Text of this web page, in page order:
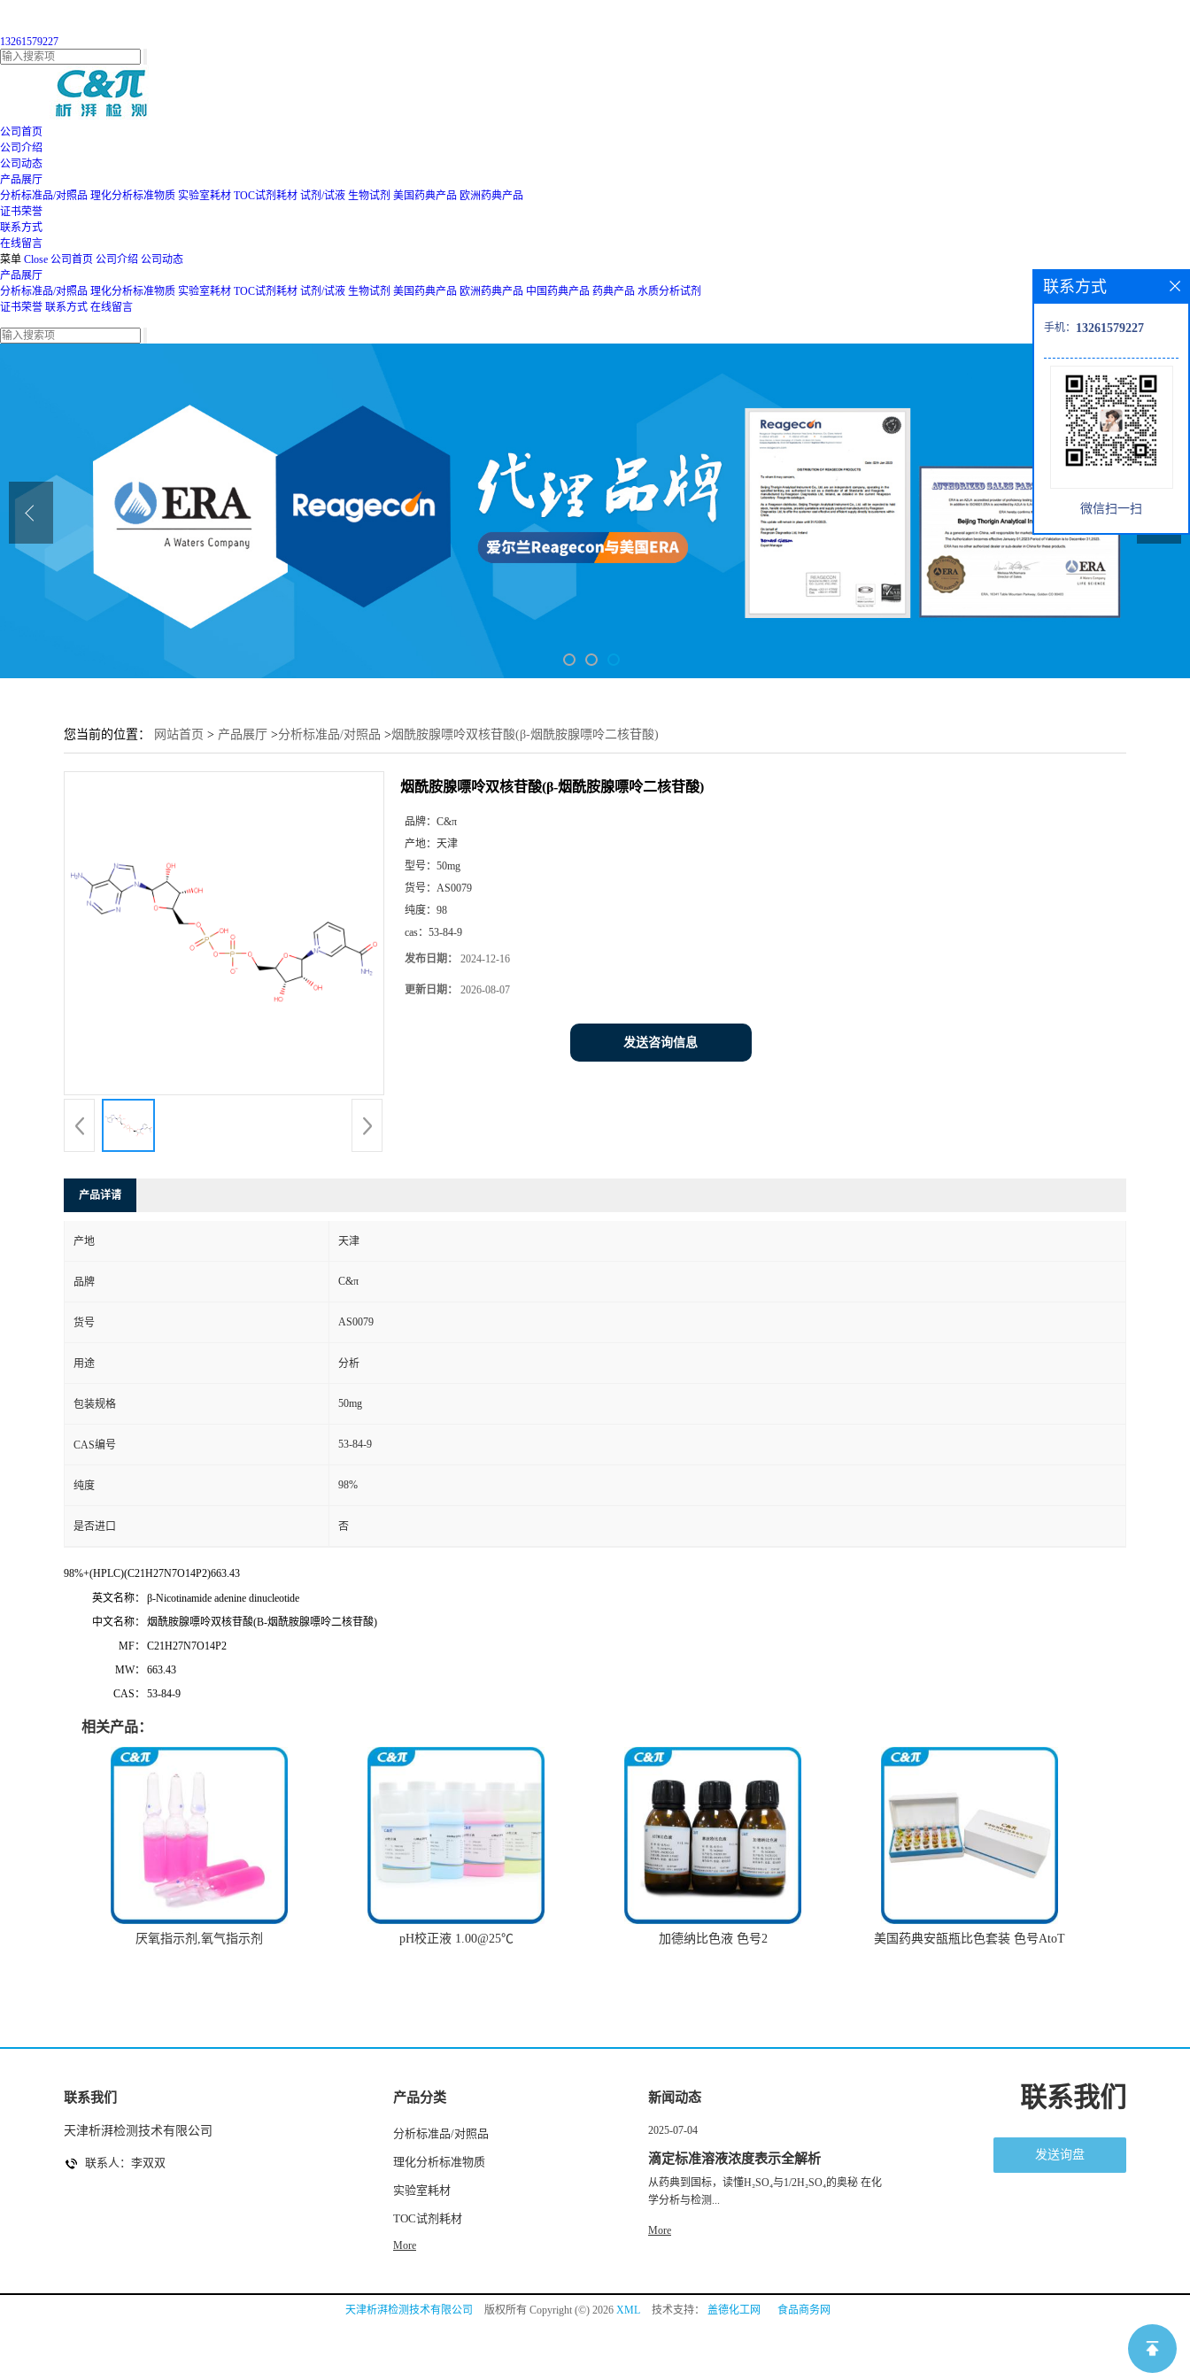
13261579227
公司首页
公司介绍
公司动态
产品展厅
分析标准品/对照品 理化分析标准物质 实验室耗材 TOC试剂耗材 试剂/试液 生物试剂 美国药典产品 欧洲药典产品
证书荣誉
联系方式
在线留言
菜单 Close 公司首页 公司介绍 公司动态
产品展厅
分析标准品/对照品 理化分析标准物质 实验室耗材 TOC试剂耗材 试剂/试液 生物试剂 美国药典产品 欧洲药典产品 中国药典产品 药典产品 水质分析试剂
证书荣誉 联系方式 在线留言
您当前的位置： 网站首页 > 产品展厅 >分析标准品/对照品 >烟酰胺腺嘌呤双核苷酸(β-烟酰胺腺嘌呤二核苷酸)
烟酰胺腺嘌呤双核苷酸(β-烟酰胺腺嘌呤二核苷酸)
品牌： C&π
产地： 天津
型号： 50mg
货号： AS0079
纯度： 98
cas： 53-84-9
发布日期： 2024-12-16
更新日期： 2026-08-07
发送咨询信息
产品详请
产地 天津
品牌 C&π
货号 AS0079
用途 分析
包装规格 50mg
CAS编号 53-84-9
纯度 98%
是否进口 否
98%+(HPLC)(C21H27N7O14P2)663.43
英文名称：
β-Nicotinamide adenine dinucleotide
中文名称：
烟酰胺腺嘌呤双核苷酸(Β-烟酰胺腺嘌呤二核苷酸)
MF：
C21H27N7O14P2
MW：
663.43
CAS：
53-84-9
相关产品：
厌氧指示剂,氧气指示剂 pH校正液 1.00@25℃ 加德纳比色液 色号2 美国药典安瓿瓶比色套装 色号AtoT
联系方式
手机： 13261579227
微信扫一扫
联系我们
天津析湃检测技术有限公司
联系人：李双双
产品分类
分析标准品/对照品
理化分析标准物质
实验室耗材
TOC试剂耗材
More
新闻动态
2025-07-04
滴定标准溶液浓度表示全解析
从药典到国标，读懂H₂SO₄与1/2H₂SO₄的奥秘 在化
学分析与检测...
More
联系我们
发送询盘
天津析湃检测技术有限公司 版权所有 Copyright (©) 2026 XML 技术支持： 盖德化工网 食品商务网